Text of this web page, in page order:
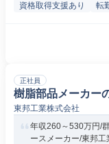
資格取得支援あり 転
正社員
樹脂部品メーカー
東邦工業株式会社
年収260～530万円/
ースメーカー/東邦工